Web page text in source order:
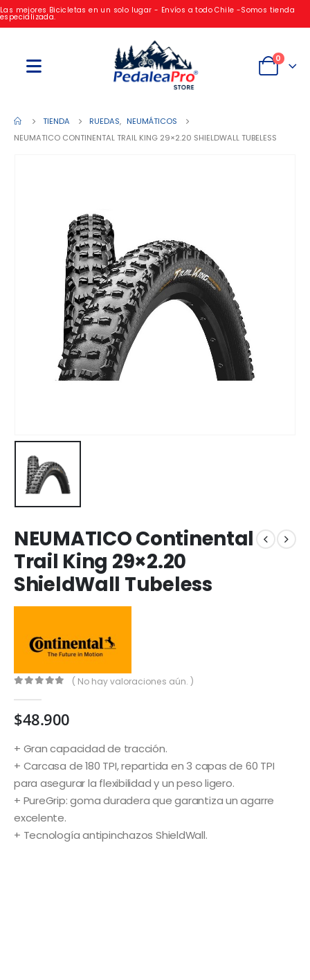
Las mejores Bicicletas en un solo lugar - Envíos a todo Chile -Somos tienda
especializada.
0
TIENDA RUEDAS, NEUMÁTICOS
NEUMATICO CONTINENTAL TRAIL KING 29×2.20 SHIELDWALL TUBELESS
NEUMATICO Continental
Trail King 29×2.20
ShieldWall Tubeless
( No hay valoraciones aún. )
$48.900
+ Gran capacidad de tracción.
+ Carcasa de 180 TPI, repartida en 3 capas de 60 TPI
para asegurar la flexibilidad y un peso ligero.
+ PureGrip: goma duradera que garantiza un agarre
excelente.
+ Tecnología antipinchazos ShieldWall.